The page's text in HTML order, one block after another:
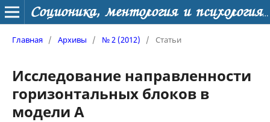
Соционика, ментология и психология личности
Главная / Архивы / № 2 (2012) / Статьи
Исследование направленности
горизонтальных блоков в
модели А